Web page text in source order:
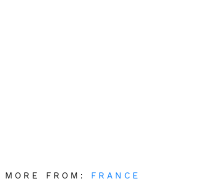
MORE FROM: FRANCE